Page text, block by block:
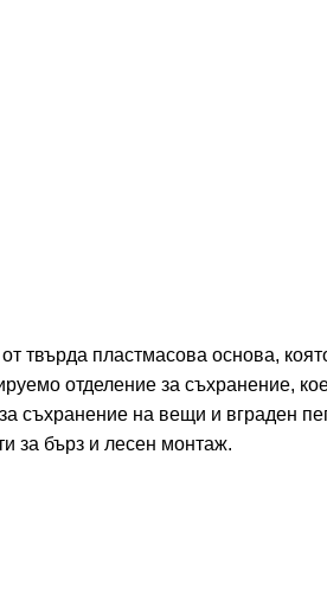
твърда пластмасова основа,
отделение за съхранение,
съхранение на вещи и вграден
за бърз и лесен монтаж.